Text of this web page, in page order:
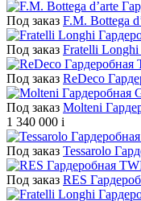
Под заказ F.M. Bottega
Под заказ Fratelli
Под заказ ReDeco
Под заказ Molteni
1 340 000 i
Под заказ Tessarolo
Под заказ RES